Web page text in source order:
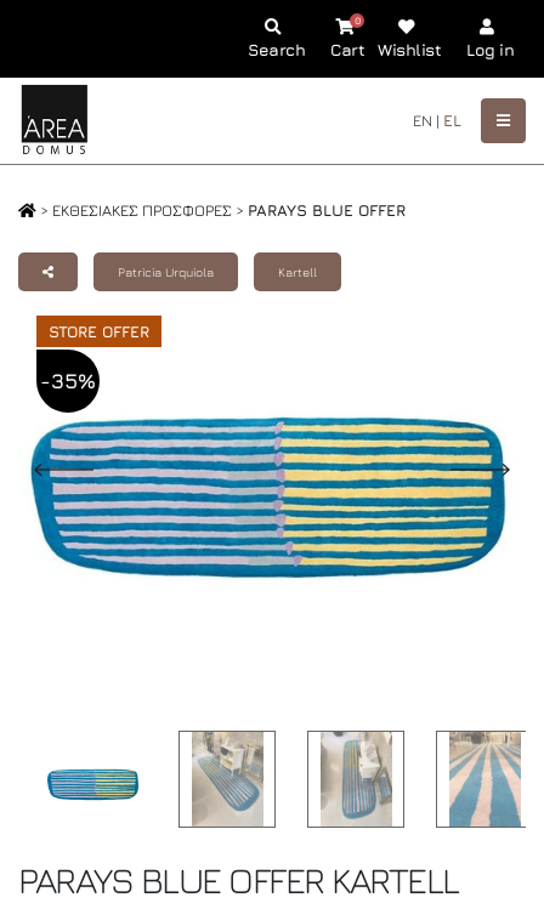
Search Cart
0
Wishlist Log in
EN | EL
> ΕΚΘΕΣΙΑΚΕΣ ΠΡΟΣΦΟΡΕΣ > PARAYS BLUE OFFER
Patricia Urquiola Kartell
STORE OFFER
-35%
PARAYS BLUE OFFER KARTELL